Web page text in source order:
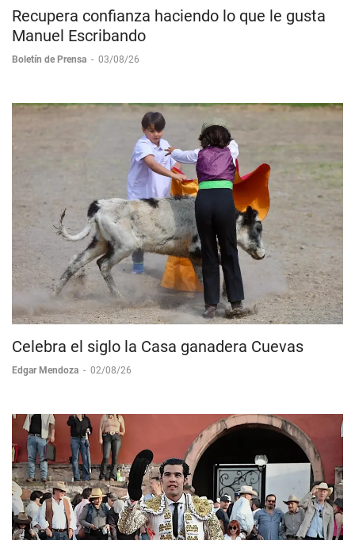
Recupera confianza haciendo lo que le gusta
Manuel Escribando
Boletín de Prensa - 03/08/26
Celebra el siglo la Casa ganadera Cuevas
Edgar Mendoza - 02/08/26